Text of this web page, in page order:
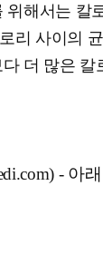
해서는 칼
리 사이의
더 많은
- 아